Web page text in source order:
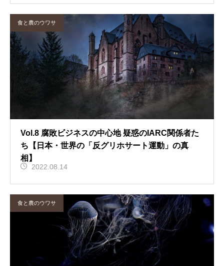
食と農のウワサ
Vol.8 腐敗ビジネスの中心地 疑惑のIARC関係者た
ち【日本・世界の「反グリホサート運動」の真
相】
2022.08.14
食と農のウワサ